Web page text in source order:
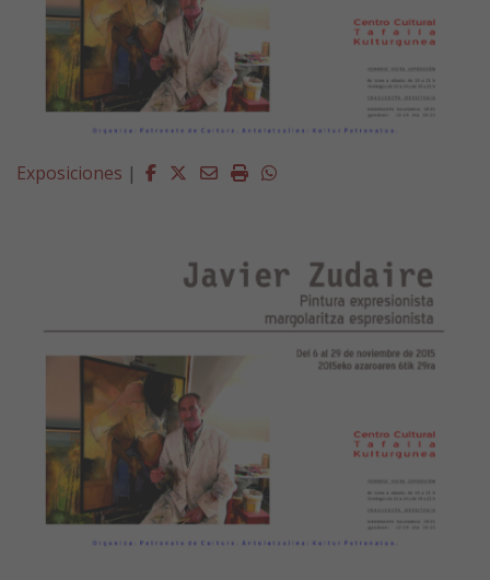
Exposiciones | Facebook
Twitter
EmailImprimirWhatsapp